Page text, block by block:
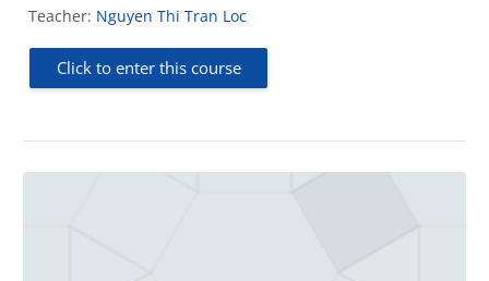
Teacher: Nguyen Thi Tran Loc
Click to enter this course